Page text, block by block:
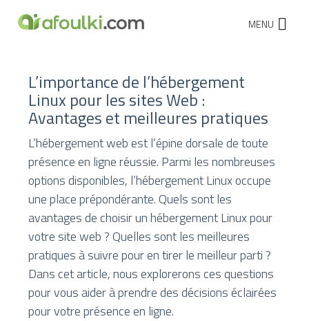
MENU
L’importance de l’hébergement
Linux pour les sites Web :
Avantages et meilleures pratiques
L’hébergement web est l’épine dorsale de toute
présence en ligne réussie. Parmi les nombreuses
options disponibles, l’hébergement Linux occupe
une place prépondérante. Quels sont les
avantages de choisir un hébergement Linux pour
votre site web ? Quelles sont les meilleures
pratiques à suivre pour en tirer le meilleur parti ?
Dans cet article, nous explorerons ces questions
pour vous aider à prendre des décisions éclairées
pour votre présence en ligne.